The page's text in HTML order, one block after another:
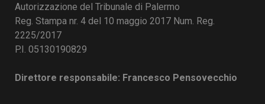
Autorizzazione del Tribunale di Palermo
Reg. Stampa nr. 4 del 10 maggio 2017 Num. Reg.
2225/2017
P.I. 05130190829
Direttore responsabile: Francesco Pensovecchio